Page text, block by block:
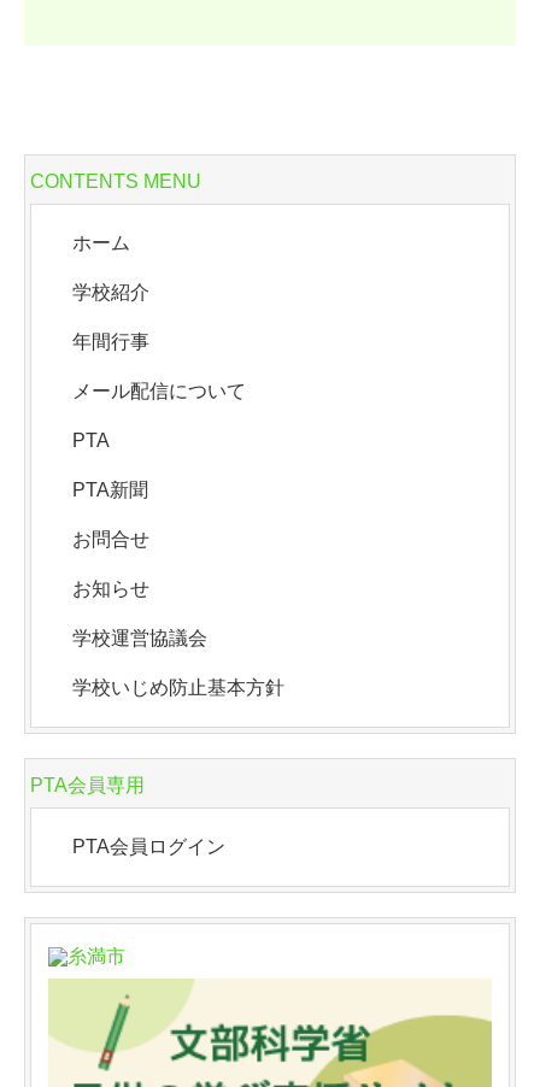
CONTENTS MENU
ホーム
学校紹介
年間行事
メール配信について
PTA
PTA新聞
お問合せ
お知らせ
学校運営協議会
学校いじめ防止基本方針
PTA会員専用
PTA会員ログイン